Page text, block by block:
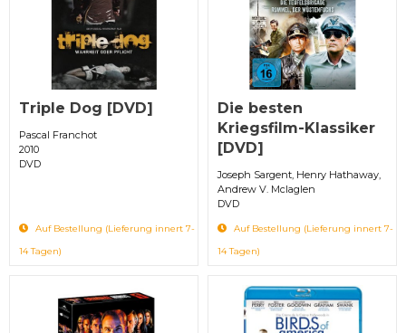
Triple Dog [DVD]
Pascal Franchot
2010
DVD
Auf Bestellung (Lieferung innert 7-
14 Tagen)
Die besten
Kriegsfilm-Klassiker
[DVD]
Joseph Sargent, Henry Hathaway,
Andrew V. Mclaglen
DVD
Auf Bestellung (Lieferung innert 7-
14 Tagen)